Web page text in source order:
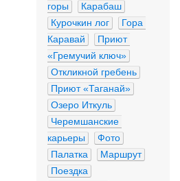
горы
Карабаш
Курочкин лог
Гора
Каравай
Приют
«Гремучий ключ»
Откликной гребень
Приют «Таганай»
Озеро Иткуль
Черемшанские
карьеры
Фото
Палатка
Маршрут
Поездка